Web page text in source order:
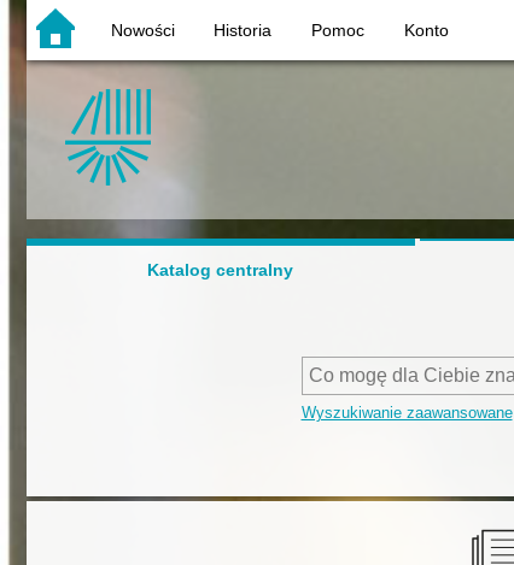
Nowości Historia Pomoc Konto
Katalog centralny
Wyszukiwanie zaawansowane